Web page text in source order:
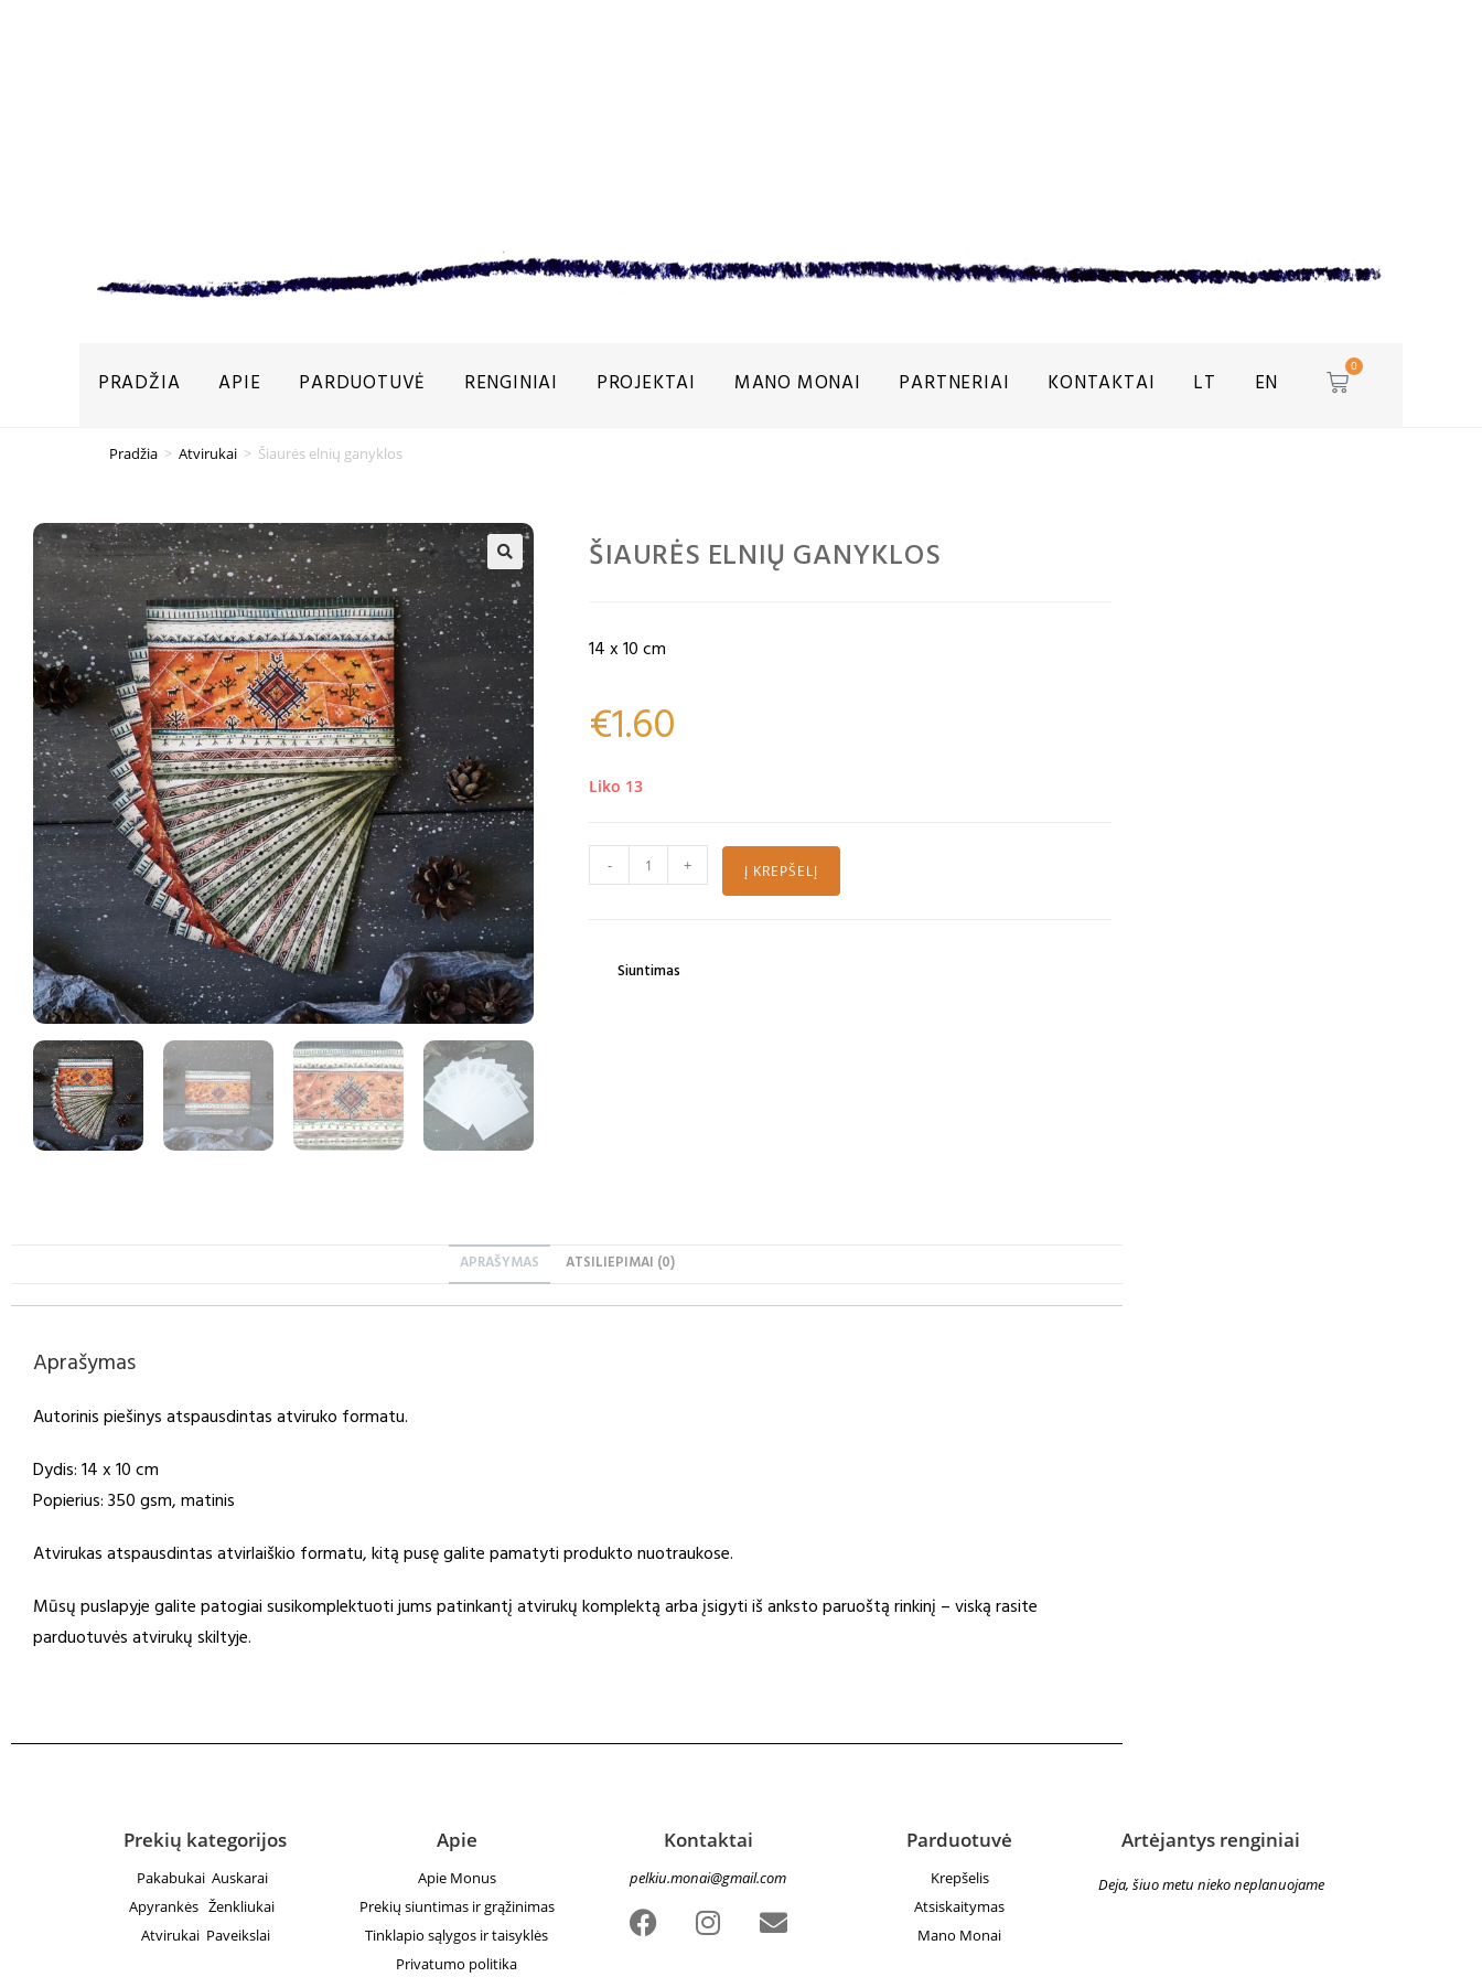
PRADŽIA APIE PARDUOTUVĖ RENGINIAI PROJEKTAI MANO MONAI PARTNERIAI KONTAKTAI LT EN
0
Pradžia > Atvirukai > Šiaurės elnių ganyklos
🔍 ŠIAURĖS ELNIŲ GANYKLOS
14 x 10 cm
€1.60
Liko 13
- + Į KREPŠELĮ
Siuntimas
APRAŠYMAS ATSILIEPIMAI (0)
Aprašymas
Autorinis piešinys atspausdintas atviruko formatu.
Dydis: 14 x 10 cm
Popierius: 350 gsm, matinis
Atvirukas atspausdintas atvirlaiškio formatu, kitą pusę galite pamatyti produkto nuotraukose.
Mūsų puslapyje galite patogiai susikomplektuoti jums patinkantį atvirukų komplektą arba įsigyti iš anksto paruoštą rinkinį – viską rasite
parduotuvės atvirukų skiltyje.
Prekių kategorijos
Pakabukai Auskarai
Apyrankės Ženkliukai
Atvirukai Paveikslai
Apie
Apie Monus
Prekių siuntimas ir grąžinimas
Tinklapio sąlygos ir taisyklės
Privatumo politika
Kontaktai
pelkiu.monai@gmail.com
Parduotuvė
Krepšelis
Atsiskaitymas
Mano Monai
Artėjantys renginiai
Deja, šiuo metu nieko neplanuojame